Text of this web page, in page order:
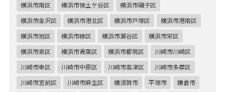
横浜市南区
横浜市保土ケ谷区
横浜市磯子区
横浜市金沢区
横浜市港北区 横浜市戸塚区
横浜市港南区
横浜市旭区
横浜市緑区 横浜市瀬谷区
横浜市栄区
横浜市泉区
横浜市青葉区 横浜市都筑区
川崎市川崎区
川崎市幸区
川崎市中原区 川崎市高津区
川崎市多摩区
川崎市宮前区
川崎市麻生区 横須賀市 平塚市
鎌倉市